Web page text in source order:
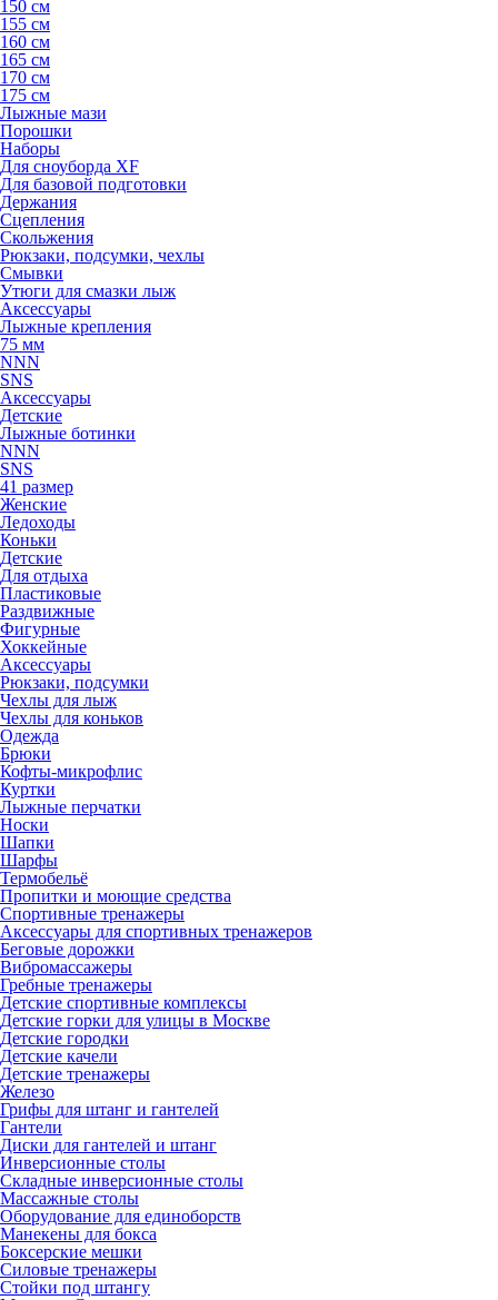
150 см
155 см
160 см
165 см
170 см
175 см
Лыжные мази
Порошки
Наборы
Для сноуборда XF
Для базовой подготовки
Держания
Сцепления
Скольжения
Рюкзаки, подсумки, чехлы
Смывки
Утюги для смазки лыж
Аксессуары
Лыжные крепления
75 мм
NNN
SNS
Аксессуары
Детские
Лыжные ботинки
NNN
SNS
41 размер
Женские
Ледоходы
Коньки
Детские
Для отдыха
Пластиковые
Раздвижные
Фигурные
Хоккейные
Аксессуары
Рюкзаки, подсумки
Чехлы для лыж
Чехлы для коньков
Одежда
Брюки
Кофты-микрофлис
Куртки
Лыжные перчатки
Носки
Шапки
Шарфы
Термобельё
Пропитки и моющие средства
Спортивные тренажеры
Аксессуары для спортивных тренажеров
Беговые дорожки
Вибромассажеры
Гребные тренажеры
Детские спортивные комплексы
Детские горки для улицы в Москве
Детские городки
Детские качели
Детские тренажеры
Железо
Грифы для штанг и гантелей
Гантели
Диски для гантелей и штанг
Инверсионные столы
Складные инверсионные столы
Массажные столы
Оборудование для единоборств
Манекены для бокса
Боксерские мешки
Силовые тренажеры
Стойки под штангу